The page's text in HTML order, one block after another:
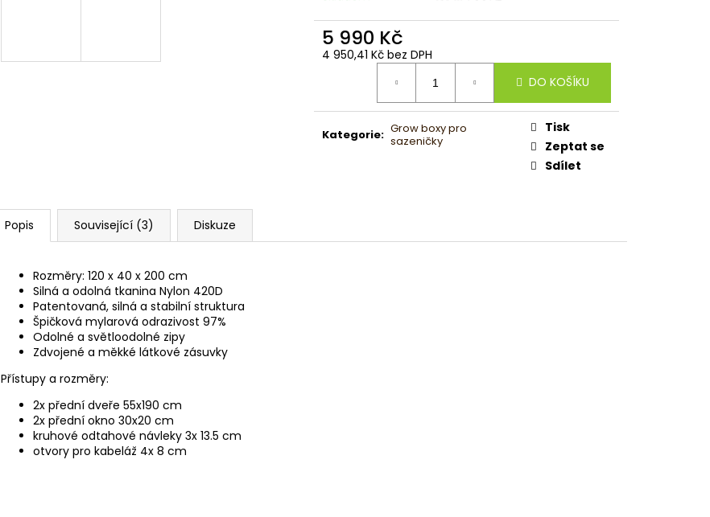
5 990 Kč
4 950,41 Kč bez DPH
DO KOŠÍKU
Kategorie: Grow boxy pro
sazeničky
Tisk
Zeptat se
Sdílet
Popis Související (3) Diskuze
Rozměry: 120 x 40 x 200 cm
Silná a odolná tkanina Nylon 420D
Patentovaná, silná a stabilní struktura
Špičková mylarová odrazivost 97%
Odolné a světloodolné zipy
Zdvojené a měkké látkové zásuvky
Přístupy a rozměry:
2x přední dveře 55x190 cm
2x přední okno 30x20 cm
kruhové odtahové návleky 3x 13.5 cm
otvory pro kabeláž 4x 8 cm